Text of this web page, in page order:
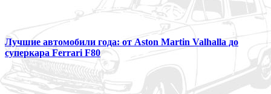
Лучшие автомобили года: от Aston Martin Valhalla до
суперкара Ferrari F80